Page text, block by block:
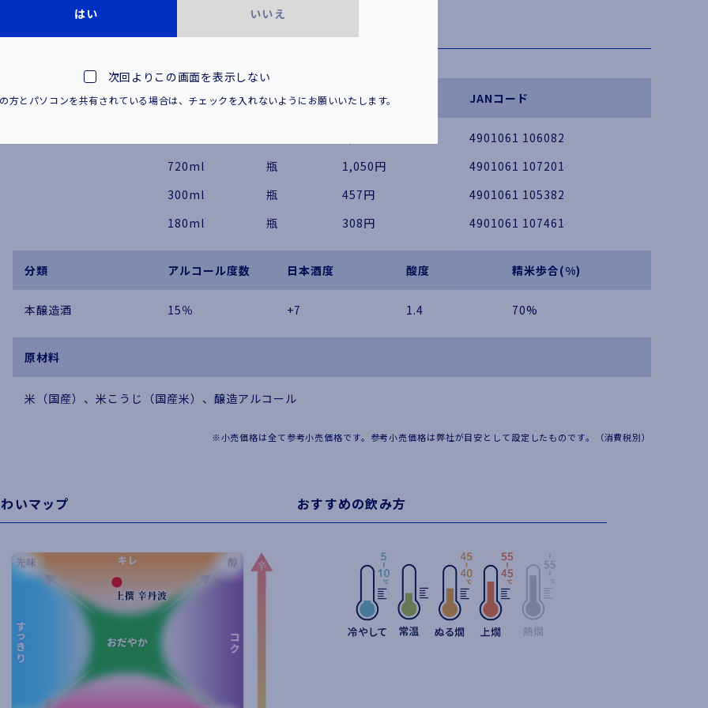
商品名 容量 容器 小売価格（税別） JANコード
4901061 106082
720ml
瓶 1,050円
4901061 107201
300ml
瓶 457円
4901061 105382
180ml
瓶 308円 4901061 107461
分類 アルコール度数 日本酒度 酸度 精米歩合(%)
本醸造酒 15％ +7 1.4 70%
原材料
米（国産）、米こうじ（国産米）、醸造アルコール
※小売価格は全て参考小売価格です。参考小売価格は弊社が目安として設定したものです。（消費税別）
いマップ おすすめの飲み方
はい いいえ
次回よりこの画面を表示しない
方とパソコンを共有されている場合は、 チェックを入れないようにお願いいたします。